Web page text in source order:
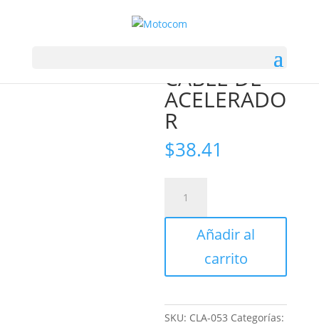
CABLE DE
ACELERADO
R
$38.41
ACELERADOR
cantidadAñadir al
carrito
SKU: CLA-053 Categorías: